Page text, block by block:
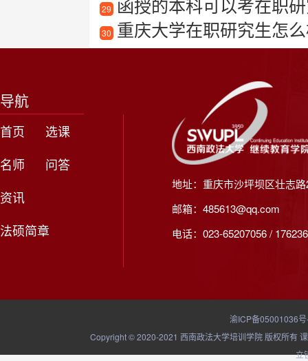
29
30 重庆大学在职研究生怎
导航
首页
选课
名师
问答
资讯
法硕简章
地址：重庆市沙坪坝区壮志
邮箱：485613@qq.com
电话：023-65207056 /
渝ICP备05001036
Copyright © 2020-2021 西南政法大学培训学院 版权所有
立